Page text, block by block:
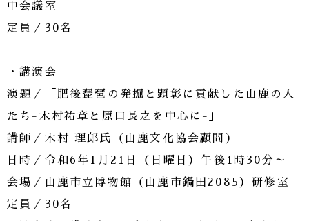
中会議室
定員／30名
・講演会
演題／「肥後琵琶の発掘と顕彰に貢献した山鹿の人
たち-木村祐章と原口長之を中心に-」
講師／木村 理郎氏（山鹿文化協会顧問）
日時／令和6年1月21日（日曜日）午後1時30分～
会場／山鹿市立博物館（山鹿市鍋田2085）研修室
定員／30名